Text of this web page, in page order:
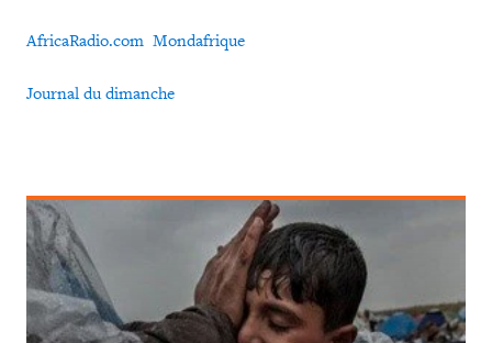
AfricaRadio.com Mondafrique
Journal du dimanche